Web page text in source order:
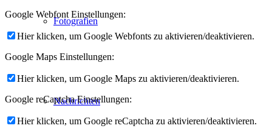
Fotografien
Nachrichten
Google Webfont Einstellungen:
Hier klicken, um Google Webfonts zu aktivieren/deaktivieren.
Google Maps Einstellungen:
Hier klicken, um Google Maps zu aktivieren/deaktivieren.
Google reCaptcha Einstellungen:
Hier klicken, um Google reCaptcha zu aktivieren/deaktivieren.